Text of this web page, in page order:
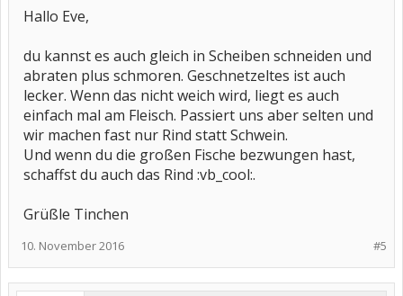
Hallo Eve,
du kannst es auch gleich in Scheiben schneiden und
abraten plus schmoren. Geschnetzeltes ist auch
lecker. Wenn das nicht weich wird, liegt es auch
einfach mal am Fleisch. Passiert uns aber selten und
wir machen fast nur Rind statt Schwein.
Und wenn du die großen Fische bezwungen hast,
schaffst du auch das Rind :vb_cool:.
Grüßle Tinchen
#5
10. November 2016